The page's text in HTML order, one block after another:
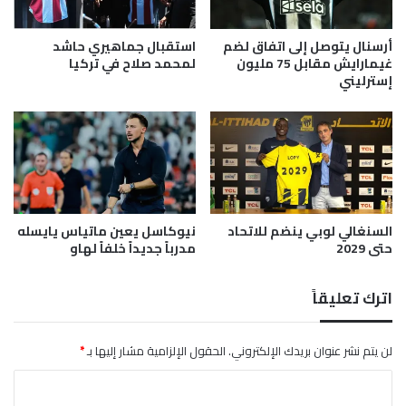
ل
.
.
و
ت
و
خ
ي
ل
أ
ع
ج
ب
ر
غ
م
غ
س
و
د
ا
ي
ي
ت
و
ع
د
ب
ع
ا
ق
ب
ة
أرسنال يتوصل إلى اتفاق لضم
غيمارايش مقابل 75 مليون
إسترليني
استقبال جماهيري حاشد
لمحمد صلاح في تركيا
السنغالي لوبي ينضم للاتحاد
حتى 2029
نيوكاسل يعين ماتياس يايسله
مدرباً جديداً خلفاً لهاو
اترك تعليقاً
لن يتم نشر عنوان بريدك الإلكتروني.الحقول الإلزامية مشار إليها بـ*